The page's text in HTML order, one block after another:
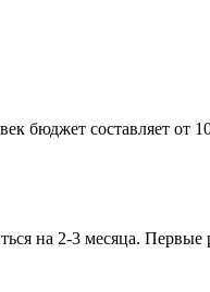
бюджет составляет от
на 2-3 месяца. Первые